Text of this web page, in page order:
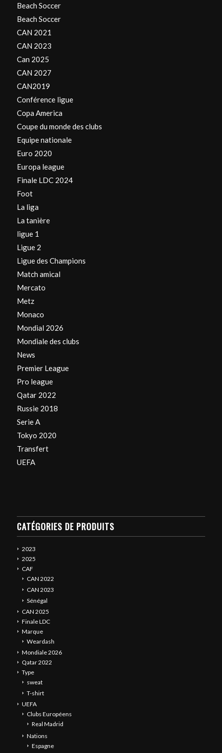
Beach Soccer
Beach Soccer
CAN 2021
CAN 2023
Can 2025
CAN 2027
CAN2019
Conférence ligue
Copa America
Coupe du monde des clubs
Equipe nationale
Euro 2020
Europa league
Finale LDC 2024
Foot
La liga
La tanière
ligue 1
Ligue 2
Ligue des Champions
Match amical
Mercato
Metz
Monaco
Mondial 2026
Mondiale des clubs
News
Premier League
Pro league
Qatar 2022
Russie 2018
Serie A
Tokyo 2020
Transfert
UEFA
CATÉGORIES DE PRODUITS
2023
2025
CAF
CAN 2022
CAN 2023
Sénégal
CAN 2025
Finale LDC
Marque
Weardash
Mondiale 2026
Qatar 2022
Type
sweat
T-shirt
UEFA
Clubs Européens
Real Madrid
Nations
Espagne